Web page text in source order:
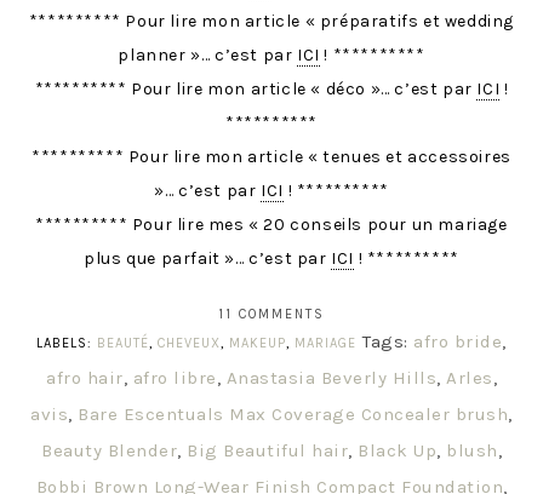
********** Pour lire mon article « préparatifs et wedding
planner »… c’est par ICI ! **********
********** Pour lire mon article « déco »… c’est par ICI !
**********
********** Pour lire mon article « tenues et accessoires
»… c’est par ICI ! **********
********** Pour lire mes « 20 conseils pour un mariage
plus que parfait »… c’est par ICI ! **********
11 COMMENTS
LABELS: BEAUTÉ,CHEVEUX, MAKEUP, MARIAGE Tags: afro bride,
afro hair, afro libre, Anastasia Beverly Hills, Arles,
avis, Bare Escentuals Max Coverage Concealer brush,
Beauty Blender, Big Beautiful hair, Black Up, blush,
Bobbi Brown Long-Wear Finish Compact Foundation,